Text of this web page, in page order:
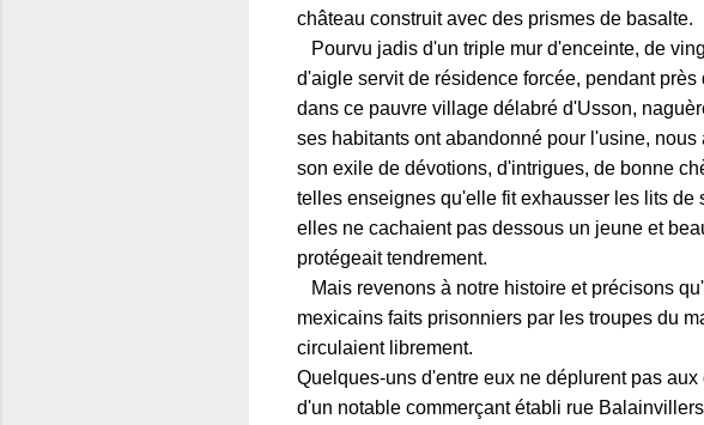
château construit avec des prismes de basalte.
Pourvu jadis d'un triple mur d'enceinte, de
d'aigle servit de résidence forcée, pendant
dans ce pauvre village délabré d'Usson,
ses habitants ont abandonné pour l'usine,
son exile de dévotions, d'intrigues, de bonne
telles enseignes qu'elle fit exhausser les lits de
elles ne cachaient pas dessous un jeune et
protégeait tendrement.
Mais revenons à notre histoire et précisons
mexicains faits prisonniers par les troupes du
circulaient librement.
Quelques-uns d'entre eux ne déplurent pas
d'un notable commerçant établi rue